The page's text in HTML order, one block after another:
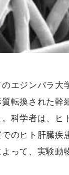
エジンバラ大
質転換された
科学者は、ヒ
のヒト肝臓疾
って、実験動